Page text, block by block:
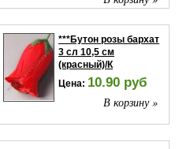
***Бутон розы бархат
3 сл 10,5 см
(красный)/К
Цена: 10.90 руб
В корзину »